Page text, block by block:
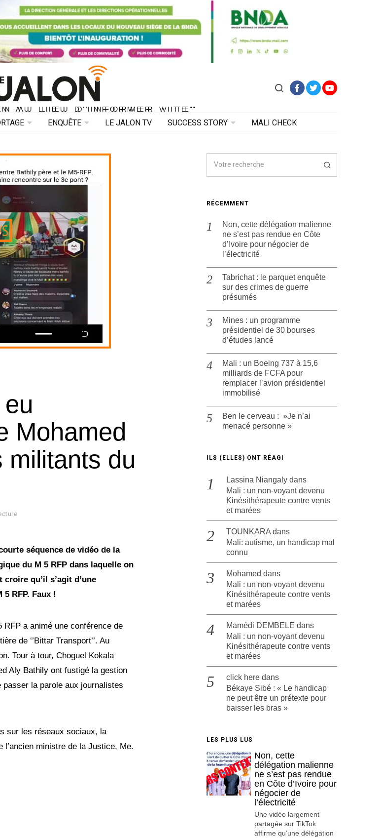
AU LIEU D'INFORMER VITE"
AU LIEU D'INFORMER VITE"
ENQUÊTE LE JALON TV SUCCESS STORY MALI CHECK
Mohamed
militants du
séquence de vidéo de la
du M 5 RFP dans laquelle on
qu’il s’agit d’une
RFP. Faux !
a animé une conférence de
de ‘’Bittar Transport’’. Au
Tour à tour, Choguel Kokala
Aly Bathily ont fustigé la gestion
la parole aux journalistes
sur les réseaux sociaux, la
l’ancien ministre de la Justice, Me.
RÉCEMMENT
Non, cette délégation malienne
ne s’est pas rendue en Côte
d’Ivoire pour négocier de
l’électricité
Tabrichat : le parquet enquête
sur des crimes de guerre
présumés
Mines : un programme
présidentiel de 30 bourses
d’études lancé
Mali : un Boeing 737 à 15,6
milliards de FCFA pour
remplacer l’avion présidentiel
immobilisé
Ben le cerveau : »Je n’ai
menacé personne »
ILS (ELLES) ONT RÉAGI
Lassina Niangaly dans
Mali : un non-voyant devenu
Kinésithérapeute contre vents
et marées
TOUNKARA dans
Mali: autisme, un handicap mal
connu
Mohamed dans
Mali : un non-voyant devenu
Kinésithérapeute contre vents
et marées
Mamédi DEMBELE dans
Mali : un non-voyant devenu
Kinésithérapeute contre vents
et marées
click here dans
Békaye Sibé : « Le handicap
ne peut être un prétexte pour
baisser les bras »
LES PLUS LUS
Non, cette
délégation malienne
ne s’est pas rendue
en Côte d’Ivoire pour
négocier de
l’électricité
Une vidéo largement
partagée sur TikTok
affirme qu’une délégation